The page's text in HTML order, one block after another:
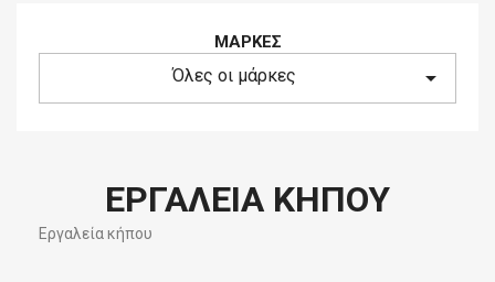
ΜΆΡΚΕΣ
Όλες οι μάρκες arrow_drop_down
ΕΡΓΑΛΕΊΑ ΚΉΠΟΥ
Εργαλεία κήπου